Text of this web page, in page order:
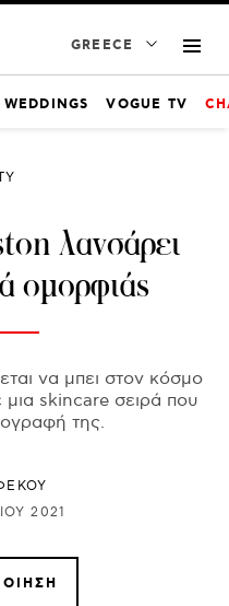
GREECE
WEDDINGS VOGUE TV
λανσάρει
ομορφιάς
να μπει στον κόσμο
μια skincare σειρά που
της.
2021